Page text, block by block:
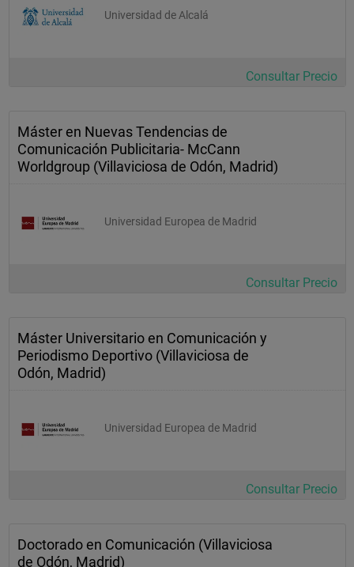
Universidad de Alcalá
Consultar Precio
Máster en Nuevas Tendencias de
Comunicación Publicitaria- McCann
Worldgroup (Villaviciosa de Odón, Madrid)
Universidad Europea de Madrid
Consultar Precio
Máster Universitario en Comunicación y
Periodismo Deportivo (Villaviciosa de
Odón, Madrid)
Universidad Europea de Madrid
Consultar Precio
Doctorado en Comunicación (Villaviciosa
de Odón, Madrid)